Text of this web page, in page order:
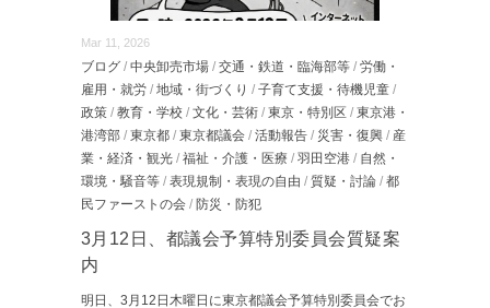
Mar 11, 2026
ブログ / 中央卸売市場 / 交通・鉄道・臨海部等 / 労働・
雇用・就労 / 地域・街づくり / 子育て支援・待機児童 /
政策 / 教育・学校 / 文化・芸術 / 東京・特別区 / 東京港・
港湾部 / 東京都 / 東京都議会 / 活動報告 / 災害・復興 / 産
業・経済・観光 / 福祉・介護・医療 / 羽田空港 / 自然・
環境・騒音等 / 表現規制・表現の自由 / 質疑・討論 / 都
民ファーストの会 / 防災・防犯
3月12日、都議会予算特別委員会質疑案
内
明日、3月12日木曜日に東京都議会予算特別委員会でお